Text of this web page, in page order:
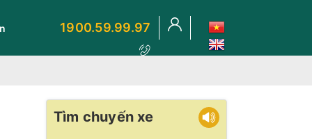
1900.59.99.97
Tìm chuyến xe